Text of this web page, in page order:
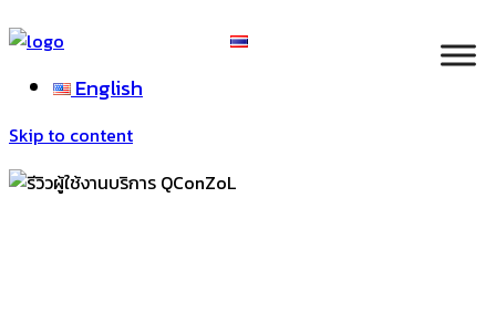
English
Skip to content